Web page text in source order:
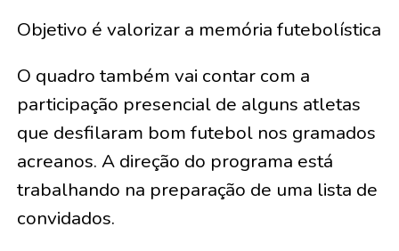
Objetivo é valorizar a memória futebolística
O quadro também vai contar com a
participação presencial de alguns atletas
que desfilaram bom futebol nos gramados
acreanos. A direção do programa está
trabalhando na preparação de uma lista de
convidados.